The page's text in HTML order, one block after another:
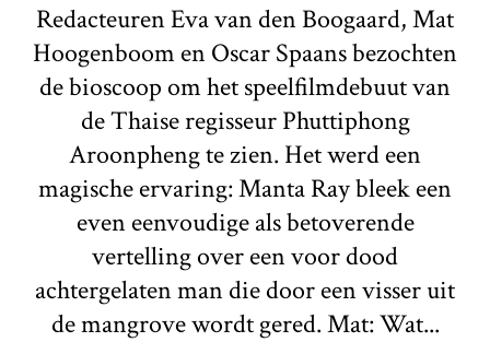
Redacteuren Eva van den Boogaard, Mat
Hoogenboom en Oscar Spaans bezochten
de bioscoop om het speelfilmdebuut van
de Thaise regisseur Phuttiphong
Aroonpheng te zien. Het werd een
magische ervaring: Manta Ray bleek een
even eenvoudige als betoverende
vertelling over een voor dood
achtergelaten man die door een visser uit
de mangrove wordt gered. Mat: Wat...